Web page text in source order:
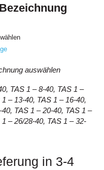
auswählen
TAS 1 – 8-40, TAS 1 –
1 – 13-40, TAS 1 – 16-40,
40, TAS 1 – 20-40, TAS 1 –
– 26/28-40, TAS 1 – 32-
in 3-4